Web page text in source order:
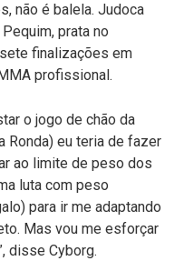
não é balela. Judoca
prata no
finalizações em
profissional.
o jogo de chão da
Ronda) eu teria de fazer
ao limite de peso dos
luta com peso
para ir me adaptando
Mas vou me esforçar
disse Cyborg.